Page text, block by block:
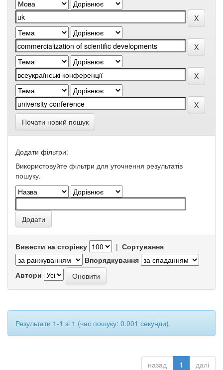
Почати новий пошук
Додати фільтри:
Використовуйте фільтри для уточнення результатів
пошуку.
Вивести на сторінку | Сортування
Впорядкування
Автори
Результати 1-1 зі 1 (час пошуку: 0.001 секунди).
назад 1 далі